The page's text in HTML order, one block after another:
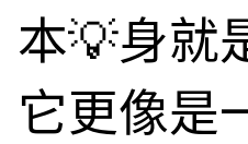
本💡身就
它更像是